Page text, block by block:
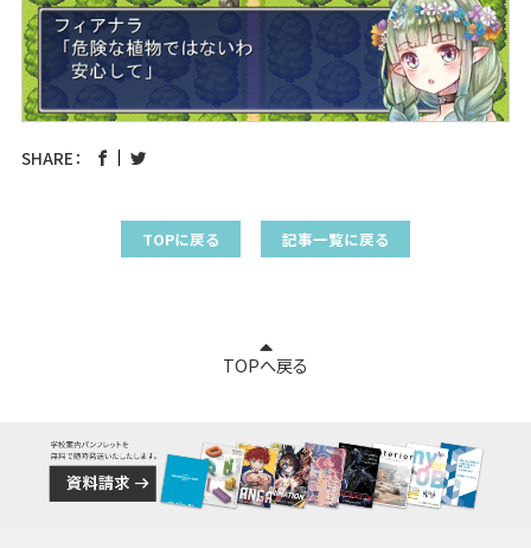
SHARE：
TOPに戻る 記事一覧に戻る
TOPへ戻る